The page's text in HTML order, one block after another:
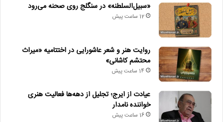
کپی
دیگر خبرها
• نگاه هفته
• جلال آل‌احمد به قاب تلویزیون می‌آید
«سبیل‌السلطنه» در سنگلج روی صحنه می‌رود
12 ساعت پیش
روایت هنر و شعر عاشورایی در اختتامیه «میراث
محتشم کاشانی»
14 ساعت پیش
عیادت از ایرج؛ تجلیل از دهه‌ها فعالیت هنری
خواننده نامدار
16 ساعت پیش